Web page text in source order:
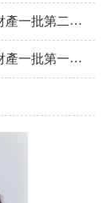
115年度新竹縣五峰鄉民代表會標售報廢財產一批第二次公告
115年度新竹縣五峰鄉民代表會標售報廢財產一批第一次公告